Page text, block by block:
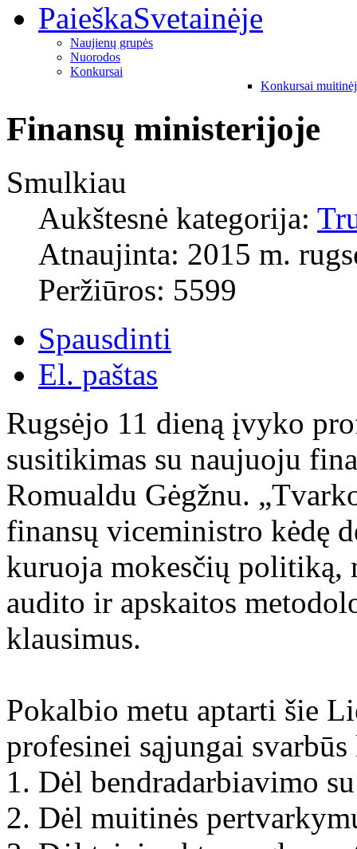
PaieškaSvetainėje
Naujienų grupės
Nuorodos
Konkursai
Konkursai
Finansų ministerijoje
Smulkiau
Aukštesnė kategorija:
Atnaujinta: 2015 m.
Peržiūros: 5599
Spausdinti
El. paštas
Rugsėjo 11 dieną įvyko
susitikimas su naujuoju
Romualdu Gėgžnu.
finansų viceministro kėdę
kuruoja mokesčių politiką,
audito ir apskaitos
klausimus.
Pokalbio metu aptarti šie
profesinei sąjungai
1. Dėl bendradarbiavimo
2. Dėl muitinės